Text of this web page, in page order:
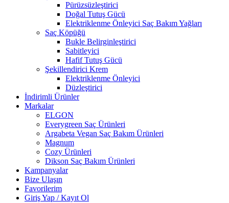
Pürüzsüzleştirici
Doğal Tutuş Gücü
Elektriklenme Önleyici Saç Bakım Yağları
Saç Köpüğü
Bukle Belirginleştirici
Sabitleyici
Hafif Tutuş Gücü
Şekillendirici Krem
Elektriklenme Önleyici
Düzleştirici
İndirimli Ürünler
Markalar
ELGON
Everygreen Saç Ürünleri
Argabeta Vegan Saç Bakım Ürünleri
Magnum
Cozy Ürünleri
Dikson Saç Bakım Ürünleri
Kampanyalar
Bize Ulaşın
Favorilerim
Giriş Yap / Kayıt Ol